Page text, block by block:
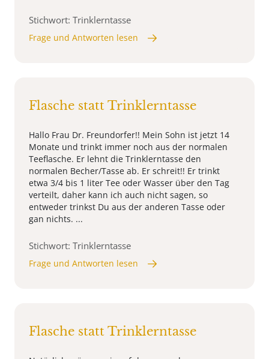
Stichwort: Trinklerntasse
Frage und Antworten lesen
Flasche statt Trinklerntasse
Hallo Frau Dr. Freundorfer!! Mein Sohn ist jetzt 14
Monate und trinkt immer noch aus der normalen
Teeflasche. Er lehnt die Trinklerntasse den
normalen Becher/Tasse ab. Er schreit!! Er trinkt
etwa 3/4 bis 1 liter Tee oder Wasser über den Tag
verteilt, daher kann ich auch nicht sagen, so
entweder trinkst Du aus der anderen Tasse oder
gan nichts. ...
Stichwort: Trinklerntasse
Frage und Antworten lesen
Flasche statt Trinklerntasse